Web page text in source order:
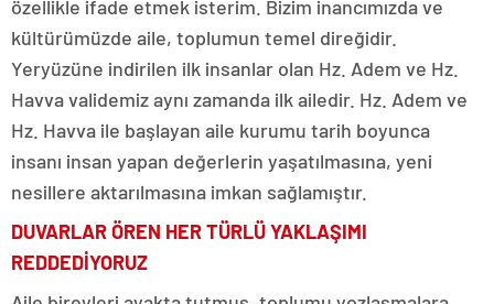
özellikle ifade etmek isterim. Bizim inancımızda ve
kültürümüzde aile, toplumun temel direğidir.
Yeryüzüne indirilen ilk insanlar olan Hz. Adem ve Hz.
Havva validemiz aynı zamanda ilk ailedir. Hz. Adem ve
Hz. Havva ile başlayan aile kurumu tarih boyunca
insanı insan yapan değerlerin yaşatılmasına, yeni
nesillere aktarılmasına imkan sağlamıştır.
DUVARLAR ÖREN HER TÜRLÜ YAKLAŞIMI
REDDEDİYORUZ